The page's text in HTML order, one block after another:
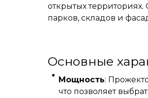
открытых
парков, складов и
Основные
Мощность:
что позволяет